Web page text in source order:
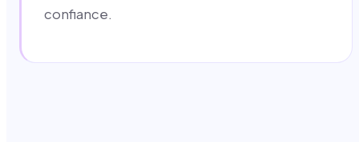
confiance.